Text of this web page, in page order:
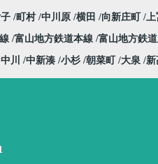
町村 中川原 横田 向新庄町 上
富山地方鉄道本線 富山地方鉄
川 中新湊 小杉 朝菜町 大泉 新